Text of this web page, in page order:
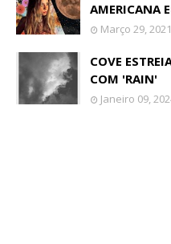
AMERICANA
Março 29, 2021
COVE
COM 'RAIN'
Janeiro 09,